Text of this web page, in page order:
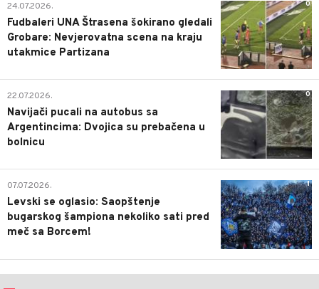
0
24.07.2026.
Fudbaleri UNA Štrasena šokirano gledali
Grobare: Nevjerovatna scena na kraju
utakmice Partizana
0
22.07.2026.
Navijači pucali na autobus sa
Argentincima: Dvojica su prebačena u
bolnicu
1
07.07.2026.
Levski se oglasio: Saopštenje
bugarskog šampiona nekoliko sati pred
meč sa Borcem!